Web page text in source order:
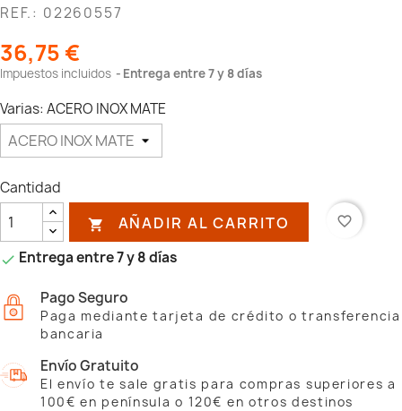
REF.: 02260557
36,75 €
Impuestos incluidos Entrega entre 7 y 8 días
Varias: ACERO INOX MATE
Cantidad
 AÑADIR AL CARRITO favorite_border
 Entrega entre 7 y 8 días
Pago Seguro
Paga mediante tarjeta de crédito o transferencia
bancaria
Envío Gratuito
El envío te sale gratis para compras superiores a
100€ en península o 120€ en otros destinos